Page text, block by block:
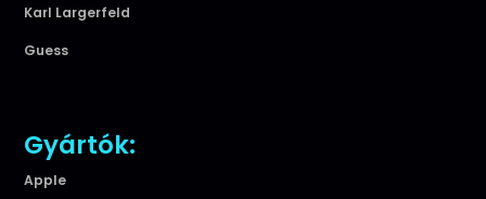
Karl Largerfeld
Guess
Gyártók:
Apple